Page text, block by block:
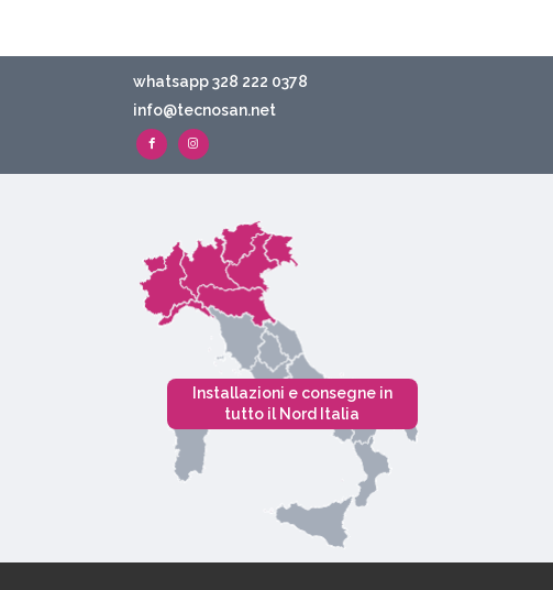
whatsapp 328 222 0378
info@tecnosan.net
Installazioni e consegne in
tutto il Nord Italia